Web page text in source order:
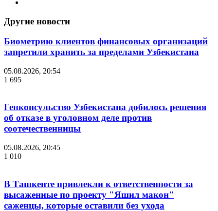
Другие новости
Биометрию клиентов финансовых организаций
запретили хранить за пределами Узбекистана
05.08.2026, 20:54
1 695
Генконсульство Узбекистана добилось решения
об отказе в уголовном деле против
соотечественницы
05.08.2026, 20:45
1 010
В Ташкенте привлекли к ответственности за
высаженные по проекту "Яшил макон"
саженцы, которые оставили без ухода